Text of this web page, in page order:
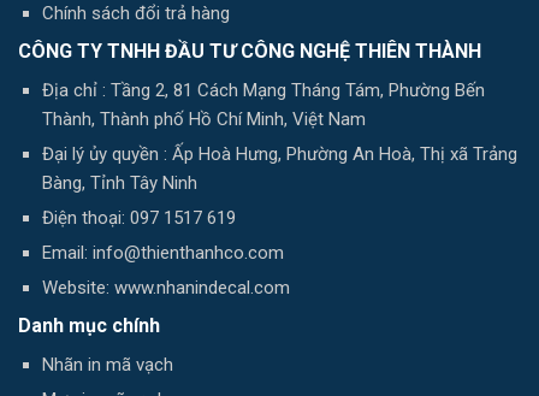
Chính sách đổi trả hàng
CÔNG TY TNHH ĐẦU TƯ CÔNG NGHỆ THIÊN THÀNH
Địa chỉ : Tầng 2, 81 Cách Mạng Tháng Tám, Phường Bến
Thành, Thành phố Hồ Chí Minh, Việt Nam
Đại lý ủy quyền : Ấp Hoà Hưng, Phường An Hoà, Thị xã Trảng
Bàng, Tỉnh Tây Ninh
Điện thoại: 097 1517 619
Email: info@thienthanhco.com
Website: www.nhanindecal.com
Danh mục chính
Nhãn in mã vạch